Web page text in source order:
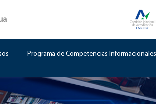
Programa de Competencias Informacionales